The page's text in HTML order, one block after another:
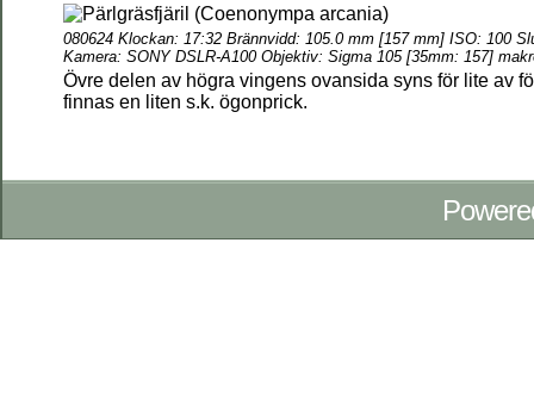
080624 Klockan: 17:32 Brännvidd: 105.0 mm [157 mm] ISO: 100
Kamera: SONY DSLR-A100 Objektiv: Sigma 105 [35mm: 157]
Övre delen av högra vingens ovansida syns för lite av
finnas en liten s.k. ögonprick.